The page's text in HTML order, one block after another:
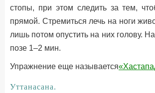
стопы, при этом следить за тем,
прямой. Стремиться лечь на ноги
лишь потом опустить на них голову.
позе 1–2 мин.
Упражнение еще называется
Уттанасана.